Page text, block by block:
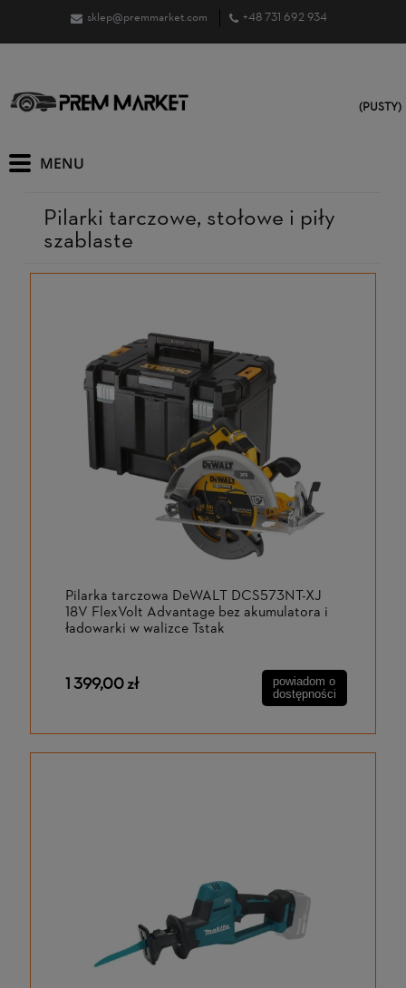
sklep@premmarket.com +48 731 692 934
(PUSTY)
Pilarki tarczowe, stołowe i piły
szablaste
Pilarka tarczowa DeWALT DCS573NT-XJ
18V FlexVolt Advantage bez akumulatora i
ładowarki w walizce Tstak
1 399,00 zł
powiadom o
dostępności